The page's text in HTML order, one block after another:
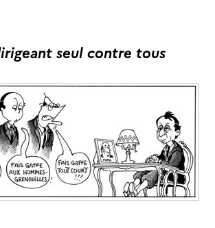
seul contre tous